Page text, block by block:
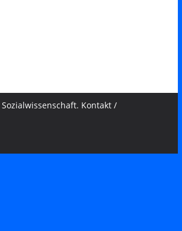
Sozialwissenschaft. Kontakt /